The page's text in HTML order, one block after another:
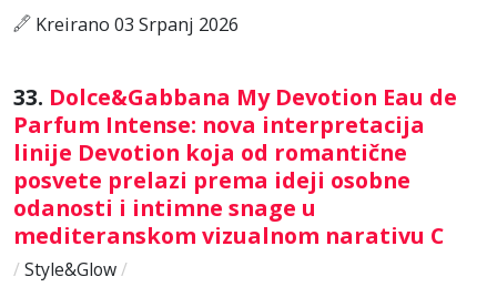
Kreirano 03 Srpanj 2026
33. Dolce&Gabbana My Devotion Eau de
Parfum Intense: nova interpretacija
linije Devotion koja od romantične
posvete prelazi prema ideji osobne
odanosti i intimne snage u
mediteranskom vizualnom narativu C
/ Style&Glow/